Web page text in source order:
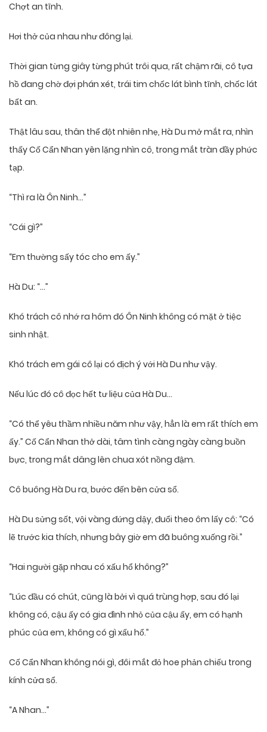
Chợt an tĩnh.
Hơi thở của nhau như đông lại.
Thời gian từng giây từng phút trôi qua, rất chậm rãi, cô tựa
hồ đang chờ đợi phán xét, trái tim chốc lát bình tĩnh, chốc lát
bất an.
Thật lâu sau, thân thể đột nhiên nhẹ, Hà Du mở mắt ra, nhìn
thấy Cố Cẩn Nhan yên lặng nhìn cô, trong mắt tràn đầy phức
tạp.
“Thì ra là Ôn Ninh…”
“Cái gì?”
“Em thường sấy tóc cho em ấy.”
Hà Du: “…”
Khó trách cô nhớ ra hôm đó Ôn Ninh không có mặt ở tiệc
sinh nhật.
Khó trách em gái cô lại có địch ý với Hà Du như vậy.
Nếu lúc đó cô đọc hết tư liệu của Hà Du…
“Có thể yêu thầm nhiều năm như vậy, hẳn là em rất thích em
ấy.” Cố Cẩn Nhan thở dài, tâm tình càng ngày càng buồn
bực, trong mắt dâng lên chua xót nồng đậm.
Cô buông Hà Du ra, bước đến bên cửa sổ.
Hà Du sửng sốt, vội vàng đứng dậy, đuổi theo ôm lấy cô: “Có
lẽ trước kia thích, nhưng bây giờ em đã buông xuống rồi.”
“Hai người gặp nhau có xấu hổ không?”
“Lúc đầu có chút, cũng là bởi vì quá trùng hợp, sau đó lại
không có, cậu ấy có gia đình nhỏ của cậu ấy, em có hạnh
phúc của em, không có gì xấu hổ.”
Cố Cẩn Nhan không nói gì, đôi mắt đỏ hoe phản chiếu trong
kính cửa sổ.
“A Nhan…”